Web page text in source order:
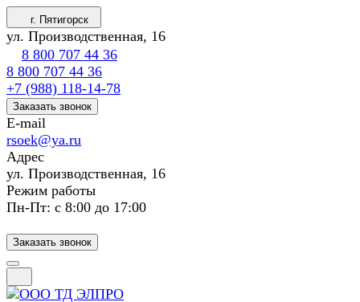
г. Пятигорск
ул. Производственная, 16
8 800 707 44 36
8 800 707 44 36
+7 (988) 118-14-78
Заказать звонок
E-mail
rsoek@ya.ru
Адрес
ул. Производственная, 16
Режим работы
Пн-Пт: с 8:00 до 17:00
Заказать звонок